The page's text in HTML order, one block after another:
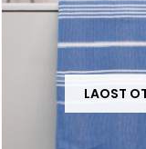
LAOST